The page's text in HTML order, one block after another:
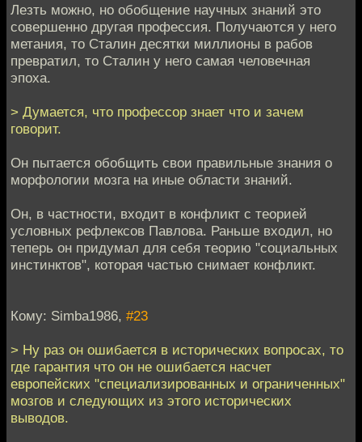
Лезть можно, но обобщение научных знаний это
совершенно другая профессия. Получаются у него
метания, то Сталин десятки миллионы в рабов
превратил, то Сталин у него самая человечная
эпоха.
> Думается, что профессор знает что и зачем
говорит.
Он пытается обобщить свои правильные знания о
морфологии мозга на иные области знаний.
Он, в частности, входит в конфликт с теорией
условных рефлексов Павлова. Раньше входил, но
теперь он придумал для себя теорию "социальных
инстинктов", которая частью снимает конфликт.
Кому: Simba1986, #23
> Ну раз он ошибается в исторических вопросах, то
где гарантия что он не ошибается насчет
европейских "специализированных и ограниченных"
мозгов и следующих из этого исторических
выводов.